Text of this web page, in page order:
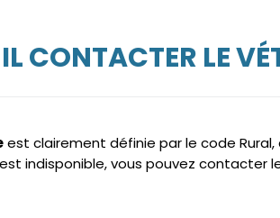
CONTACTER LE
est clairement définie par le code Rural,
indisponible, vous pouvez contacter le